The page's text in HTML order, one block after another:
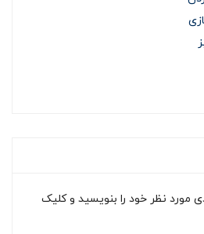
مورد نظر خود را بنویسید و کلیک